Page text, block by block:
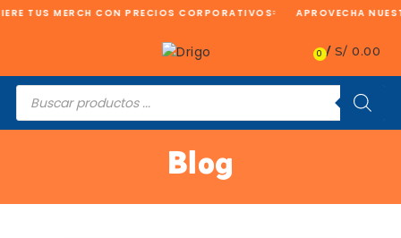
TUS MERCH CON PRECIOS CORPORATIVOS APROVECHA
0 / S/ 0.00
Búsqueda
de
productos
Blog